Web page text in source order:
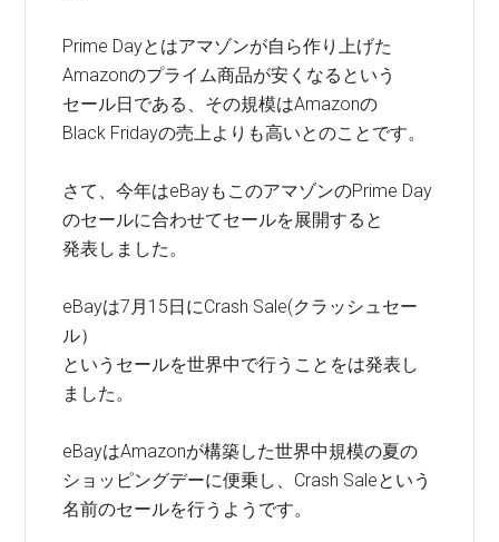
Prime Dayとはアマゾンが自ら作り上げた
Amazonのプライム商品が安くなるという
セール日である、その規模はAmazonの
Black Fridayの売上よりも高いとのことです。
さて、今年はeBayもこのアマゾンのPrime Day
のセールに合わせてセールを展開すると
発表しました。
eBayは7月15日にCrash Sale(クラッシュセー
ル）
というセールを世界中で行うことをは発表し
ました。
eBayはAmazonが構築した世界中規模の夏の
ショッピングデーに便乗し、Crash Saleという
名前のセールを行うようです。